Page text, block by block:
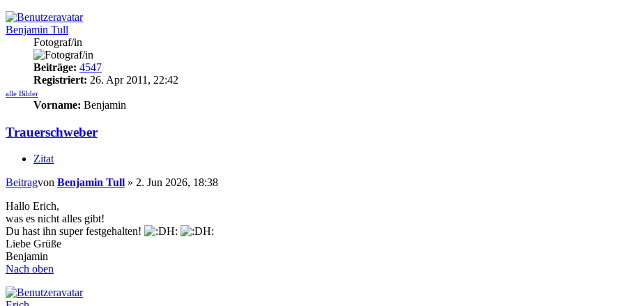
Benjamin Tull
Fotograf/in
Beiträge: 4547
Registriert: 26. Apr 2011, 22:42
alle Bilder
Vorname: Benjamin
Trauerschweber
Zitat
Beitragvon Benjamin Tull » 2. Jun 2026, 18:38
Hallo Erich,
was es nicht alles gibt!
Du hast ihn super festgehalten!
Liebe Grüße
Benjamin
Nach oben